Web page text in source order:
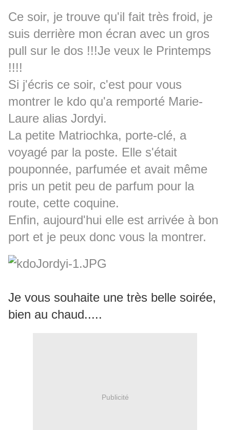
Ce soir, je trouve qu'il fait très froid, je
suis derrière mon écran avec un gros
pull sur le dos !!!Je veux le Printemps
!!!!
Si j'écris ce soir, c'est pour vous
montrer le kdo qu'a remporté Marie-
Laure alias Jordyi.
La petite Matriochka, porte-clé, a
voyagé par la poste. Elle s'était
pouponnée, parfumée et avait même
pris un petit peu de parfum pour la
route, cette coquine.
Enfin, aujourd'hui elle est arrivée à bon
port et je peux donc vous la montrer.
Je vous souhaite une très belle soirée,
bien au chaud.....
Publicité